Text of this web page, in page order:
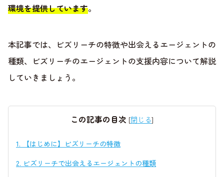
環境を提供しています。
本記事では、ビズリーチの特徴や出会えるエージェントの
種類、ビズリーチのエージェントの支援内容について解説
していきましょう。
この記事の目次 [閉じる]
1. 【はじめに】ビズリーチの特徴
2. ビズリーチで出会えるエージェントの種類